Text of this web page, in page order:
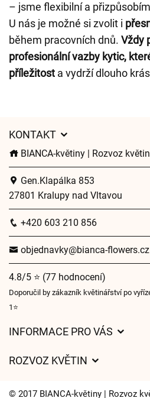
– jsme flexibilní a
U nás je možné si zvolit i
během pracovních dnů. Vždy
profesionální vazby kytic,
příležitost a vydrží dlouho
KONTAKT
BIANCA-květiny | Rozvoz květin
Gen.Klapálka 853
27801 Kralupy nad Vltavou
+420 603 210 856
objednavky@bianca-flowers.cz
4.8/5 ⭐ (77 hodnocení)
Doporučil by zákazník květinářství po
1⭐
INFORMACE PRO VÁS
Pro firmy
ROZVOZ KVĚTIN
© 2017 BIANCA-květiny | Rozvoz